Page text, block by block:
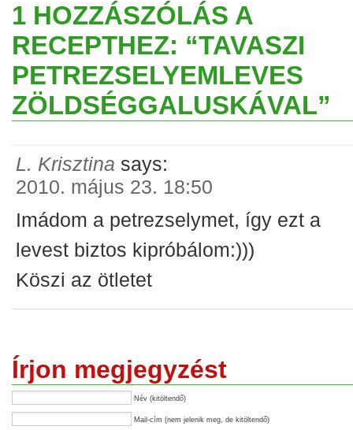
1 HOZZÁSZÓLÁS A
RECEPTHEZ: “TAVASZI
PETREZSELYEMLEVES
ZÖLDSÉGGALUSKÁVAL”
L. Krisztina says:
2010. május 23. 18:50
Imádom a petrezselymet, így ezt a
levest biztos kipróbálom:)))
Köszi az ötletet
Írjon megjegyzést
Név (kitöltendő)
Mail-cím (nem jelenik meg, de kitöltendő)